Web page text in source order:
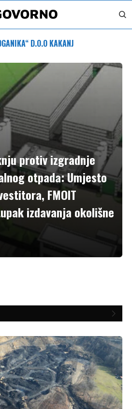
D.O.O KAKANJ
protiv izgradnje
otpada: Umjesto
FMOIT
izdavanja okolišne